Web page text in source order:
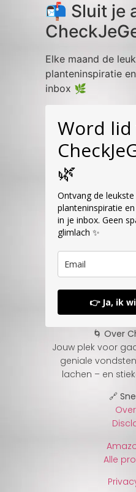
📬 Sluit je
Elke maand de
planteninspiratie
inbox 🌿
Word lid
🌿
Ontvang de
planteninspiratie
in je inbox. Geen
glimlach ✨
👉 Ja, ik
🌀 Over
Jouw plek voor
geniale
lachen – en
🔗
Alle